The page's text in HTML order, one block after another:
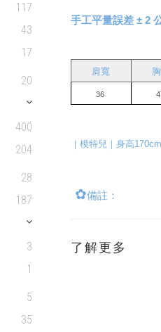
117
43
17
20
400
204
28
187
3
1
5
35
手工平量誤差 ± 2
肩寬
36
單
｜模特兒｜身高
✿備註：
了解更多